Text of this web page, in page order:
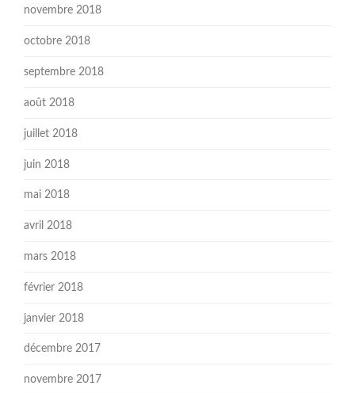
novembre 2018
octobre 2018
septembre 2018
août 2018
juillet 2018
juin 2018
mai 2018
avril 2018
mars 2018
février 2018
janvier 2018
décembre 2017
novembre 2017